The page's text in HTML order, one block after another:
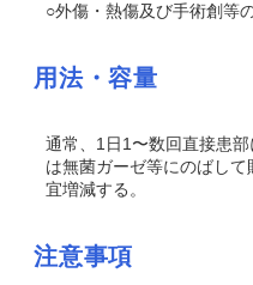
○外傷・熱傷及び手術創等
用法・容量
通常、1日1〜数回直接患
は無菌ガーゼ等にのばし
宜増減する。
注意事項